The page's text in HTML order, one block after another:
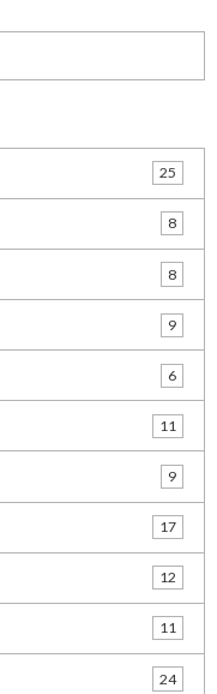
25
8
8
9
6
11
9
17
12
11
24